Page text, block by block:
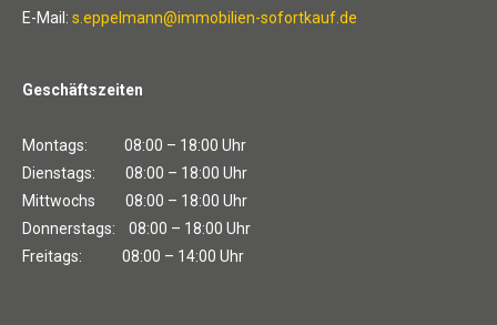
E-Mail: s.eppelmann@immobilien-sofortkauf.de
Geschäftszeiten
Montags: 08:00 – 18:00 Uhr
Dienstags: 08:00 – 18:00 Uhr
Mittwochs 08:00 – 18:00 Uhr
Donnerstags: 08:00 – 18:00 Uhr
Freitags: 08:00 – 14:00 Uhr